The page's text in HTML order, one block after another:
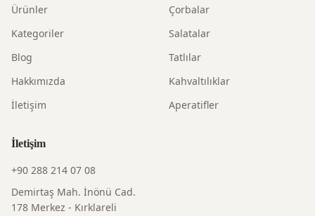
Ürünler
Kategoriler
Blog
Hakkımızda
İletişim
Çorbalar
Salatalar
Tatlılar
Kahvaltılıklar
Aperatifler
İletişim
+90 288 214 07 08
Demirtaş Mah. İnönü Cad.
178 Merkez - Kırklareli